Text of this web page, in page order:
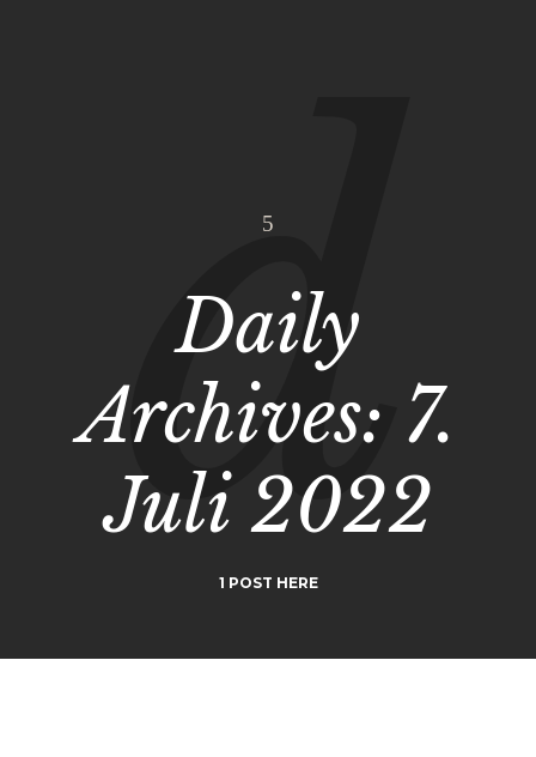
Daily
Archives: 7.
Juli 2022
1 POST HERE